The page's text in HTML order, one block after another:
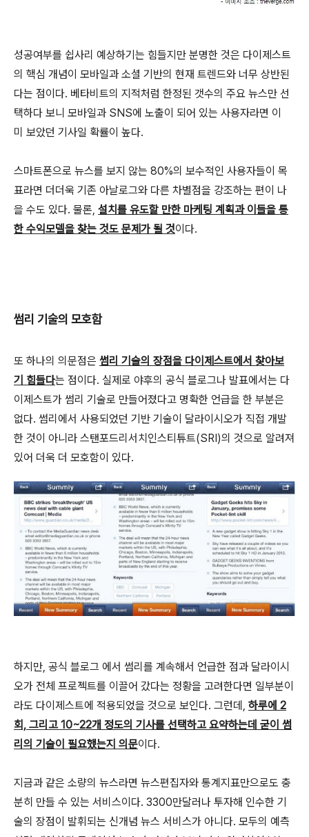
성공여부를 쉽사리 예상하기는 힘들지만 분명한 것은 다이제스트
의 핵심 개념이 모바일과 소셜 기반의 현재 트렌드와 너무 상반된
다는 점이다. 베타비트의 지적처럼 한정된 갯수의 주요 뉴스만 선
택하다 보니 모바일과 SNS에 노출이 되어 있는 사용자라면 이
미 보았던 기사일 확률이 높다.
스마트폰으로 뉴스를 보지 않는 80%의 보수적인 사용자들이 목
표라면 더더욱 기존 아날로그와 다른 차별점을 강조하는 편이 나
을 수도 있다. 물론, 설치를 유도할 만한 마케팅 계획과 이들을 통
한 수익모델을 찾는 것도 문제가 될 것이다.
썸리 기술의 모호함
또 하나의 의문점은 썸리 기술의 장점을 다이제스트에서 찾아보
기 힘들다는 점이다. 실제로 야후의 공식 블로그나 발표에서는 다
이제스트가 썸리 기술로 만들어졌다고 명확한 언급을 한 부분은
없다. 썸리에서 사용되었던 기반 기술이 달라이시오가 직접 개발
한 것이 아니라 스탠포드리서치인스티튜트(SRI)의 것으로 알려져
있어 더욱 더 모호함이 있다.
하지만, 공식 블로그 에서 썸리를 계속해서 언급한 점과 달라이시
오가 전체 프로젝트를 이끌어 갔다는 정황을 고려한다면 일부분이
라도 다이제스트에 적용되었을 것으로 보인다. 그런데, 하루에 2
회, 그리고 10~22개 정도의 기사를 선택하고 요약하는데 굳이 썸
리의 기술이 필요했는지 의문이다.
지금과 같은 소량의 뉴스라면 뉴스편집자와 통계지표만으로도 충
분히 만들 수 있는 서비스이다. 3300만달러나 투자해 인수한 기
술의 장점이 발휘되는 신개념 뉴스 서비스가 아니다. 모두의 예측